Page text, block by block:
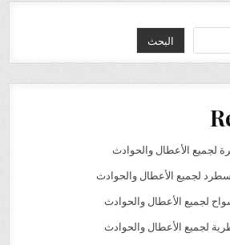
البحث
لجميع الأعطال والحوادث
لجميع الأعطال والحوادث
لجميع الأعطال والحوادث
لجميع الأعطال والحوادث